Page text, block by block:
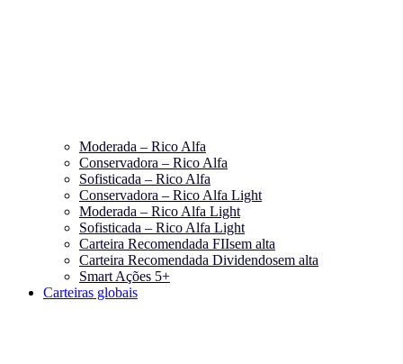
Moderada – Rico Alfa
Conservadora – Rico Alfa
Sofisticada – Rico Alfa
Conservadora – Rico Alfa Light
Moderada – Rico Alfa Light
Sofisticada – Rico Alfa Light
Carteira Recomendada FIIsem alta
Carteira Recomendada Dividendosem alta
Smart Ações 5+
Carteiras globais